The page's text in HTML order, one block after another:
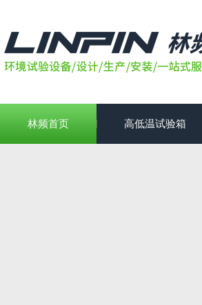
林频首页 高低温试验箱